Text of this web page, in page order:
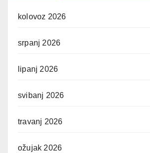
kolovoz 2026
srpanj 2026
lipanj 2026
svibanj 2026
travanj 2026
ožujak 2026